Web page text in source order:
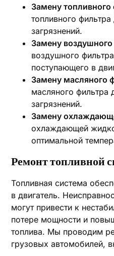
Замену топливного
топливного
загрязнений.
Замену
воздушного
поступающего в
Замену масляного
масляного фильтра
загрязнений.
Замену
охлаждающей
оптимальной
Ремонт топливной
Топливная система
в двигатель.
могут привести к
потере мощности и
топлива. Мы проводим
грузовых автомобилей,